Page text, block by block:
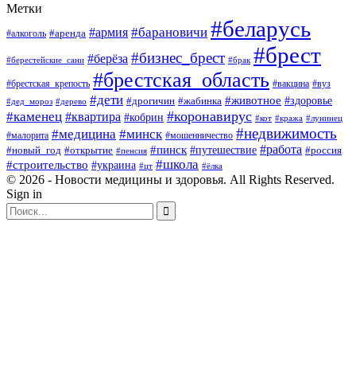
Метки
#алкоголь #аренда #армия #барановичи #беларусь
#берестейские_сани #берёза #бизнес_брест #брак #брест
#брестская_крепость #брестская_область #вакцина #вуз
#дед_мороз #дерево #дети #дрогичин #жабинка #животное #здоровье
#каменец #квартира #кобрин #коронавирус #кот #кража #лунинец
#малорита #медицина #минск #мошенничество #недвижимость
#новый_год #открытие #пенсия #пинск #путешествие #работа #россия
#строительство #украина #цт #школа #ёлка
© 2026 - Новости медицины и здоровья. All Rights Reserved.
Sign in